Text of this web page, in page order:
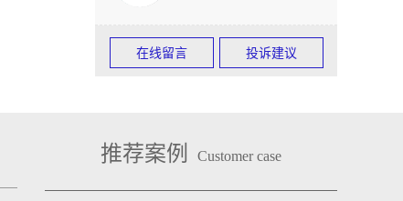
在线留言 投诉建议
推荐案例 Customer case